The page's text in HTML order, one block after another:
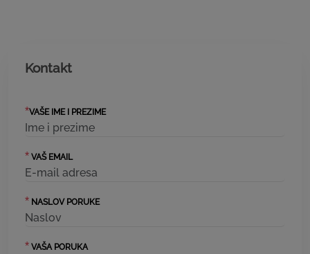
Kontakt
*VAŠE IME I PREZIME
* VAŠ EMAIL
* NASLOV PORUKE
* VAŠA PORUKA